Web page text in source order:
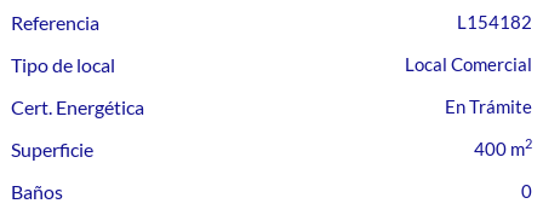
Referencia L154182
Tipo de local Local Comercial
Cert. Energética En Trámite
Superficie 400 m2
Baños 0